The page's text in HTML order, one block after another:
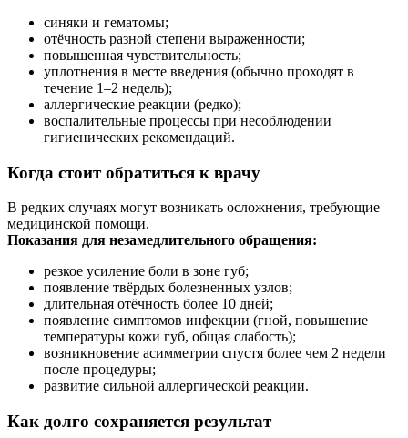
синяки и гематомы;
отёчность разной степени выраженности;
повышенная чувствительность;
уплотнения в месте введения (обычно проходят в
течение 1–2 недель);
аллергические реакции (редко);
воспалительные процессы при несоблюдении
гигиенических рекомендаций.
Когда стоит обратиться к врачу
В редких случаях могут возникать осложнения, требующие
медицинской помощи.
Показания для незамедлительного обращения:
резкое усиление боли в зоне губ;
появление твёрдых болезненных узлов;
длительная отёчность более 10 дней;
появление симптомов инфекции (гной, повышение
температуры кожи губ, общая слабость);
возникновение асимметрии спустя более чем 2 недели
после процедуры;
развитие сильной аллергической реакции.
Как долго сохраняется результат